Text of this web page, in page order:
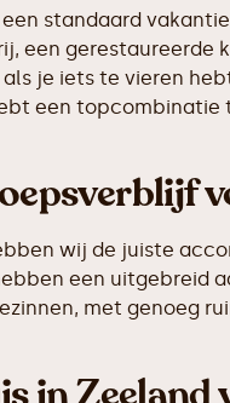
standaard
een gerestaureerde
je iets te vieren
een topcombinatie
wij de juiste
een uitgebreid
met genoeg